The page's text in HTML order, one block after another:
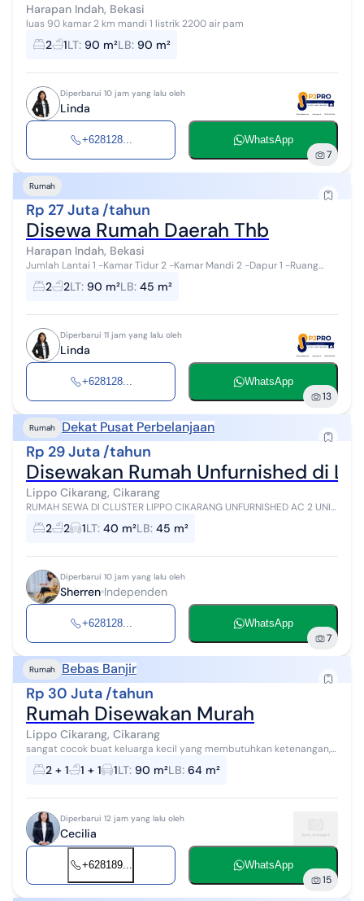
Harapan Indah, Bekasi
luas 90 kamar 2 km mandi 1 listrik 2200 air pam
2 1LT: 90 m²LB: 90 m²
Diperbarui 10 jam yang lalu oleh
Linda
+628128... WhatsApp
7
Rumah
Rp 27 Juta /tahun
Disewa Rumah Daerah Thb
Harapan Indah, Bekasi
Jumlah Lantai 1 -Kamar Tidur 2 -Kamar Mandi 2 -Dapur 1 -Ruang
2 2LT: 90 m²LB: 45 m²
Diperbarui 11 jam yang lalu oleh
Linda
+628128... WhatsApp
13
Rumah Dekat Pusat Perbelanjaan
Rp 29 Juta /tahun
Disewakan Rumah Unfurnished di
Lippo Cikarang, Cikarang
RUMAH SEWA DI CLUSTER LIPPO CIKARANG UNFURNISHED AC 2 UNIT
TIDAK BISA BULANAN
2 2 1LT: 40 m²LB: 45 m²
Diperbarui 10 jam yang lalu oleh
Sherren Independen
+628128... WhatsApp
7
Rumah Bebas Banjir
Rp 30 Juta /tahun
Rumah Disewakan Murah
Lippo Cikarang, Cikarang
sangat cocok buat keluarga kecil yang membutuhkan ketenangan,
lingkungan hijau dan aman, bebas banjir
2 + 1 1 + 1 1LT: 90 m²LB: 64 m²
Diperbarui 12 jam yang lalu oleh
Cecilia
+628189... WhatsApp
15